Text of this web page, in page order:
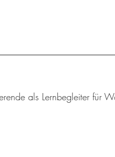
als Lernbegleiter für